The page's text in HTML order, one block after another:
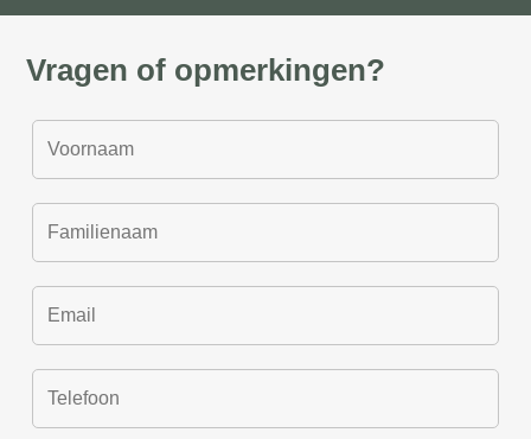
Vragen of opmerkingen?